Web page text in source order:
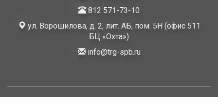
812 571-73-10
ул. Ворошилова, д. 2, лит. АБ, пом. 5Н (офис 511
БЦ «Охта»)
info@trg-spb.ru